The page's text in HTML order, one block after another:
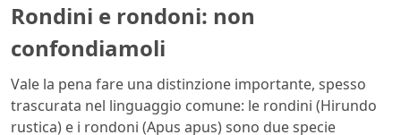
Rondini e rondoni: non
confondiamoli
Vale la pena fare una distinzione importante, spesso
trascurata nel linguaggio comune: le rondini (Hirundo
rustica) e i rondoni (Apus apus) sono due specie